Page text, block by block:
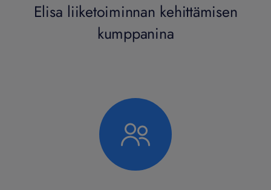
Elisa liiketoiminnan kehittämisen
kumppanina